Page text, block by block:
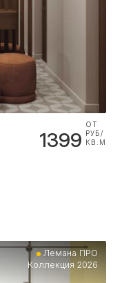
1399
ОТ
РУБ/
КВ.М
Лемана ПРО
Коллекция 2026